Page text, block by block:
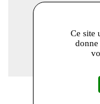
Ce site